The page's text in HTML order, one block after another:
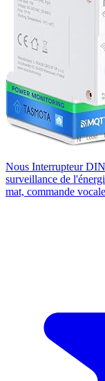
Nous Interrupteur
surveillance de
mat, commande